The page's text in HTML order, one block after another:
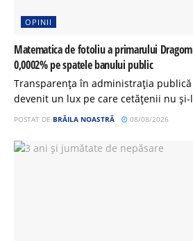
OPINII
Matematica de fotoliu a primarului
0,0002% pe spatele banului public
Transparența în administrația
devenit un lux pe care cetățenii nu
POSTAT DE BRĂILA NOASTRĂ 08/08/2026